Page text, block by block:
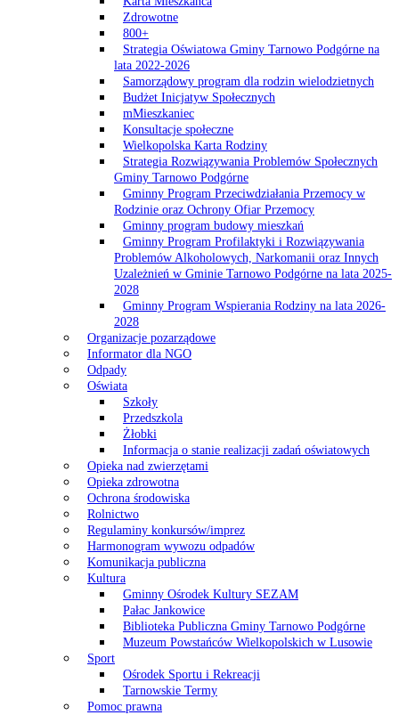
Zdrowotne
800+
Strategia Oświatowa Gminy Tarnowo Podgórne na
lata 2022-2026
Samorządowy program dla rodzin wielodzietnych
Budżet Inicjatyw Społecznych
mMieszkaniec
Konsultacje społeczne
Wielkopolska Karta Rodziny
Strategia Rozwiązywania Problemów Społecznych
Gminy Tarnowo Podgórne
Gminny Program Przeciwdziałania Przemocy w
Rodzinie oraz Ochrony Ofiar Przemocy
Gminny program budowy mieszkań
Gminny Program Profilaktyki i Rozwiązywania
Problemów Alkoholowych, Narkomanii oraz Innych
Uzależnień w Gminie Tarnowo Podgórne na lata 2025-
2028
Gminny Program Wspierania Rodziny na lata 2026-
2028
Organizacje pozarządowe
Informator dla NGO
Odpady
Oświata
Szkoły
Przedszkola
Żłobki
Informacja o stanie realizacji zadań oświatowych
Opieka nad zwierzętami
Opieka zdrowotna
Ochrona środowiska
Rolnictwo
Regulaminy konkursów/imprez
Harmonogram wywozu odpadów
Komunikacja publiczna
Kultura
Gminny Ośrodek Kultury SEZAM
Pałac Jankowice
Biblioteka Publiczna Gminy Tarnowo Podgórne
Muzeum Powstańców Wielkopolskich w Lusowie
Sport
Ośrodek Sportu i Rekreacji
Tarnowskie Termy
Pomoc prawna